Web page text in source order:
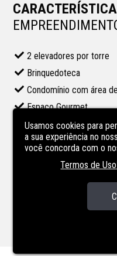
2 elevadores por torre
Brinquedoteca
Condomínio com área
Espaço Gourmet
Gás central
Piscina
Usamos cookies para
a sua experiência no
você concorda com o
Termos de Uso